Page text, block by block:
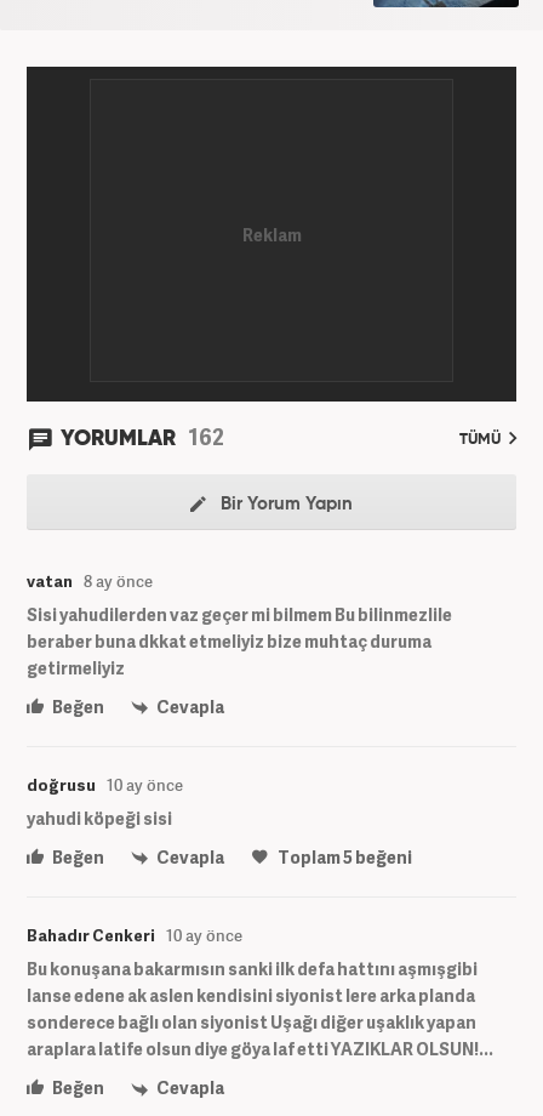
YORUMLAR 162 TÜMÜ
Bir Yorum Yapın
vatan 8 ay önce
Sisi yahudilerden vaz geçer mi bilmem Bu bilinmezlile
beraber buna dkkat etmeliyiz bize muhtaç duruma
getirmeliyiz
Beğen
Cevapla
doğrusu 10 ay önce
yahudi köpeği sisi
Beğen
Cevapla Toplam5beğeni
Bahadır Cenkeri 10 ay önce
Bu konuşana bakarmısın sanki ilk defa hattını aşmışgibi
lanse edene ak aslen kendisini siyonist lere arka planda
sonderece bağlı olan siyonist Uşağı diğer uşaklık yapan
araplara latife olsun diye göya laf etti YAZIKLAR OLSUN!...
Beğen
Cevapla